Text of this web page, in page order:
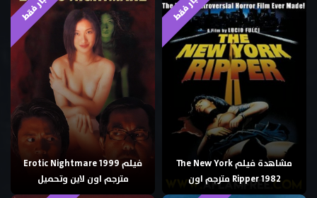
مشاهدة فيلم The New York
Ripper 1982 مترجم اون
فيلم Erotic Nightmare 1999
مترجم اون لاين وتحميل